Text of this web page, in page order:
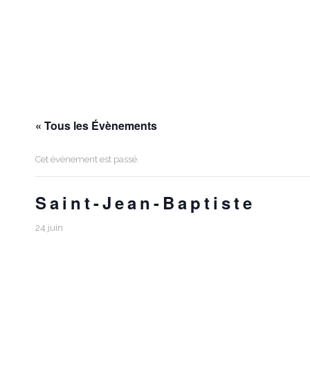
« Tous les Évènements
Cet évènement est passé.
Saint-Jean-Baptiste
24 juin